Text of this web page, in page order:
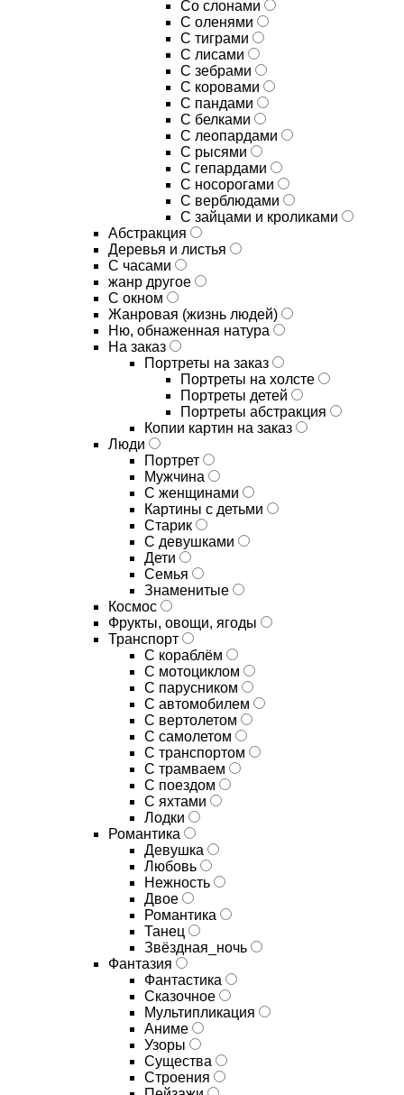
Со слонами
С оленями
С тиграми
С лисами
С зебрами
С коровами
С пандами
С белками
С леопардами
С рысями
С гепардами
С носорогами
С верблюдами
С зайцами и кроликами
Абстракция
Деревья и листья
С часами
жанр другое
С окном
Жанровая (жизнь людей)
Ню, обнаженная натура
На заказ
Портреты на заказ
Портреты на холсте
Портреты детей
Портреты абстракция
Копии картин на заказ
Люди
Портрет
Мужчина
С женщинами
Картины с детьми
Старик
С девушками
Дети
Семья
Знаменитые
Космос
Фрукты, овощи, ягоды
Транспорт
С кораблём
С мотоциклом
С парусником
С автомобилем
С вертолетом
С самолетом
С транспортом
С трамваем
С поездом
С яхтами
Лодки
Романтика
Девушка
Любовь
Нежность
Двое
Романтика
Танец
Звёздная_ночь
Фантазия
Фантастика
Сказочное
Мультипликация
Аниме
Узоры
Существа
Строения